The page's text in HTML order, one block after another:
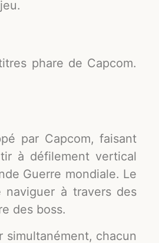
phare de Capcom.
par Capcom, faisant
à défilement vertical
Guerre mondiale. Le
naviguer à travers des
des boss.
simultanément, chacun